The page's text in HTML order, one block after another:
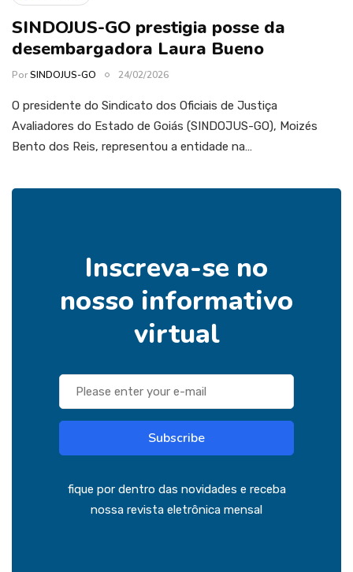
SINDOJUS-GO prestigia posse da
desembargadora Laura Bueno
PorSINDOJUS-GO 24/02/2026
O presidente do Sindicato dos Oficiais de Justiça
Avaliadores do Estado de Goiás (SINDOJUS-GO), Moizés
Bento dos Reis, representou a entidade na…
Inscreva-se no
nosso informativo
virtual
Subscribe
fique por dentro das novidades e receba
nossa revista eletrônica mensal